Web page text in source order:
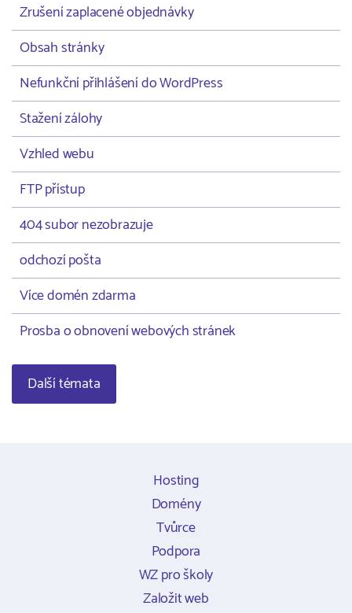
Zrušení zaplacené objednávky
Obsah stránky
Nefunkční přihlášení do WordPress
Stažení zálohy
Vzhled webu
FTP přístup
404 subor nezobrazuje
odchozí pošta
Více domén zdarma
Prosba o obnovení webových stránek
Další témata
Hosting
Domény
Tvůrce
Podpora
WZ pro školy
Založit web